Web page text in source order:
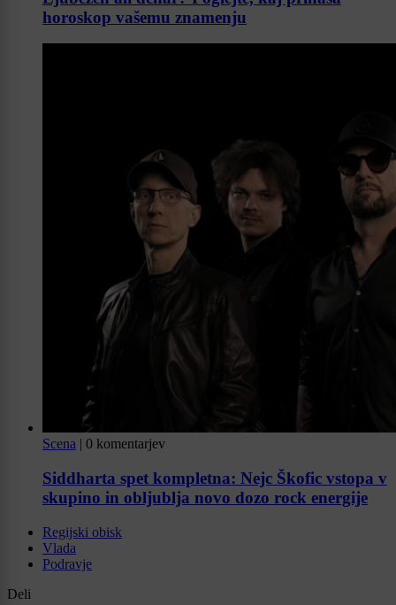
horoskop vašemu znamenju
Scena 0 komentarjev
Siddharta spet kompletna: Nejc Škofic vstopa v
skupino in obljublja novo dozo rock energije
Regijski obisk
Vlada
Podravje
Deli